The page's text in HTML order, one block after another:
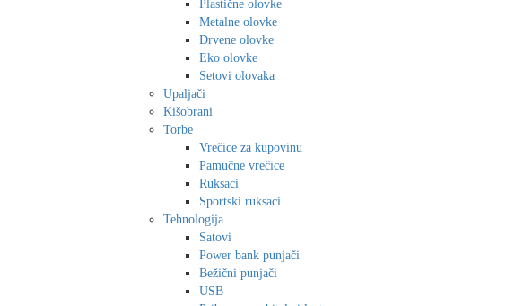
Plastične olovke
Metalne olovke
Drvene olovke
Eko olovke
Setovi olovaka
Upaljači
Kišobrani
Torbe
Vrečice za kupovinu
Pamučne vrečice
Ruksaci
Sportski ruksaci
Tehnologija
Satovi
Power bank punjači
Bežični punjači
USB